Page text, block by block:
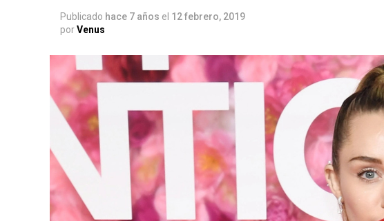
Publicado hace 7 años el 12 febrero, 2019
porVenus